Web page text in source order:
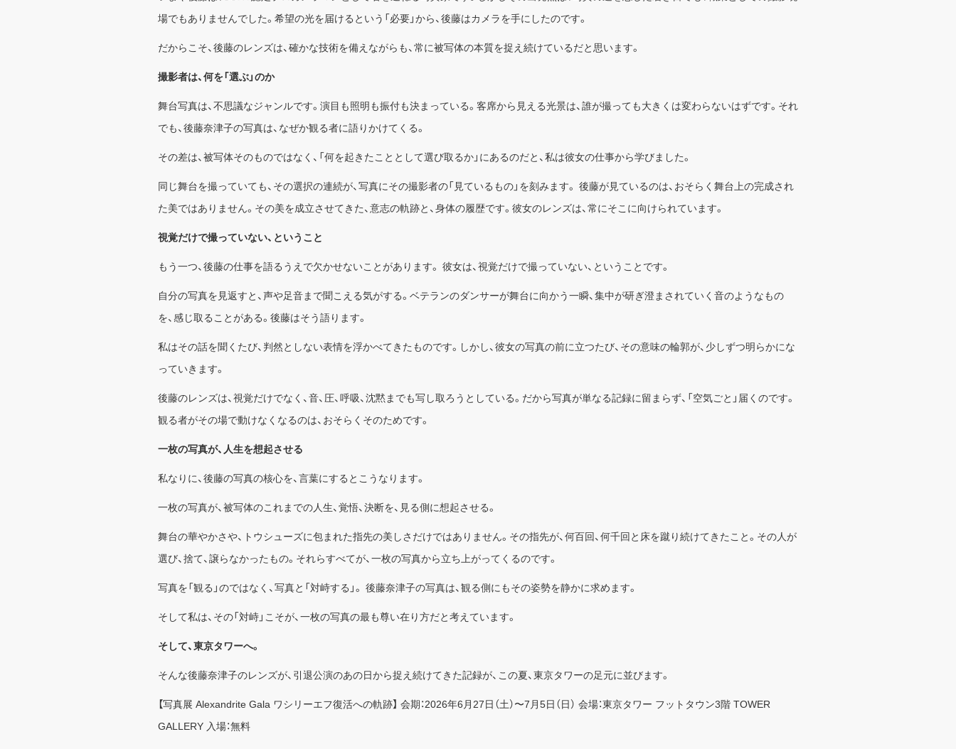
場でもありませんでした。希望の光を届けるという「必要」から、後藤はカメラを手にしたのです。
だからこそ、後藤のレンズは、確かな技術を備えながらも、常に被写体の本質を捉え続けているだと思います。
撮影者は、何を「選ぶ」のか
舞台写真は、不思議なジャンルです。演目も照明も振付も決まっている。客席から見える光景は、誰が撮っても大きくは変わらないはずです。それ
でも、後藤奈津子の写真は、なぜか観る者に語りかけてくる。
その差は、被写体そのものではなく、「何を起きたこととして選び取るか」にあるのだと、私は彼女の仕事から学びました。
同じ舞台を撮っていても、その選択の連続が、写真にその撮影者の「見ているもの」を刻みます。 後藤が見ているのは、おそらく舞台上の完成され
た美ではありません。その美を成立させてきた、意志の軌跡と、身体の履歴です。彼女のレンズは、常にそこに向けられています。
視覚だけで撮っていない、ということ
もう一つ、後藤の仕事を語るうえで欠かせないことがあります。 彼女は、視覚だけで撮っていない、ということです。
自分の写真を見返すと、声や足音まで聞こえる気がする。ベテランのダンサーが舞台に向かう一瞬、集中が研ぎ澄まされていく音のようなもの
を、感じ取ることがある。後藤はそう語ります。
私はその話を聞くたび、判然としない表情を浮かべてきたものです。しかし、彼女の写真の前に立つたび、その意味の輪郭が、少しずつ明らかにな
っていきます。
後藤のレンズは、視覚だけでなく、音、圧、呼吸、沈黙までも写し取ろうとしている。だから写真が単なる記録に留まらず、「空気ごと」届くのです。
観る者がその場で動けなくなるのは、おそらくそのためです。
一枚の写真が、人生を想起させる
私なりに、後藤の写真の核心を、言葉にするとこうなります。
一枚の写真が、被写体のこれまでの人生、覚悟、決断を、見る側に想起させる。
舞台の華やかさや、トウシューズに包まれた指先の美しさだけではありません。その指先が、何百回、何千回と床を蹴り続けてきたこと。その人が
選び、捨て、譲らなかったもの。それらすべてが、一枚の写真から立ち上がってくるのです。
写真を「観る」のではなく、写真と「対峙する」。 後藤奈津子の写真は、観る側にもその姿勢を静かに求めます。
そして私は、その「対峙」こそが、一枚の写真の最も尊い在り方だと考えています。
そして、東京タワーへ。
そんな後藤奈津子のレンズが、引退公演のあの日から捉え続けてきた記録が、この夏、東京タワーの足元に並びます。
【写真展 Alexandrite Gala ワシリーエフ復活への軌跡】 会期：2026年6月27日（土）〜7月5日（日） 会場：東京タワー フットタウン3階 TOWER
GALLERY 入場：無料